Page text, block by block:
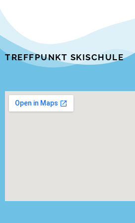
TREFFPUNKT SKISCHULE